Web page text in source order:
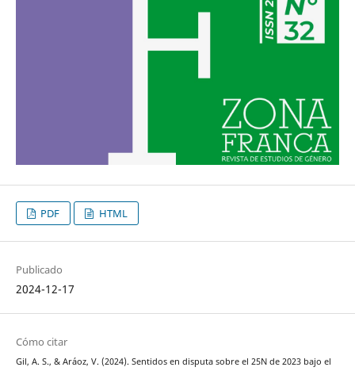
PDF HTML
Publicado
2024-12-17
Cómo citar
Gil, A. S., & Aráoz, V. (2024). Sentidos en disputa sobre el 25N de 2023 bajo el